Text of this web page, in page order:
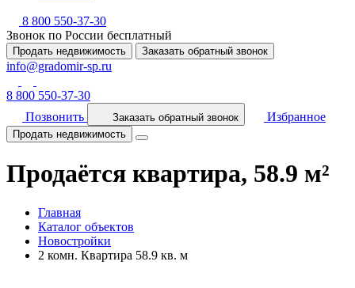
8 800 550-37-30
Звонок по России бесплатный
Продать недвижимость Заказать обратный звонок
info@gradomir-sp.ru
8 800 550-37-30
Позвонить
Заказать обратный звонок Избранное
Продать недвижимость
Продаётся квартира, 58.9 м²
Главная
Каталог объектов
Новостройки
2 комн. Квартира 58.9 кв. м